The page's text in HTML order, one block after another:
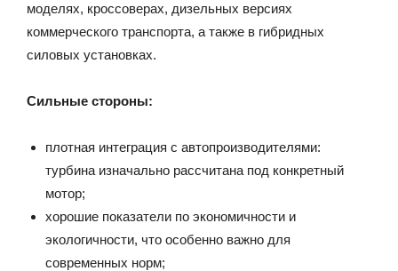
моделях, кроссоверах, дизельных версиях
коммерческого транспорта, а также в гибридных
силовых установках.
Сильные стороны:
плотная интеграция с автопроизводителями:
турбина изначально рассчитана под конкретный
мотор;
хорошие показатели по экономичности и
экологичности, что особенно важно для
современных норм;